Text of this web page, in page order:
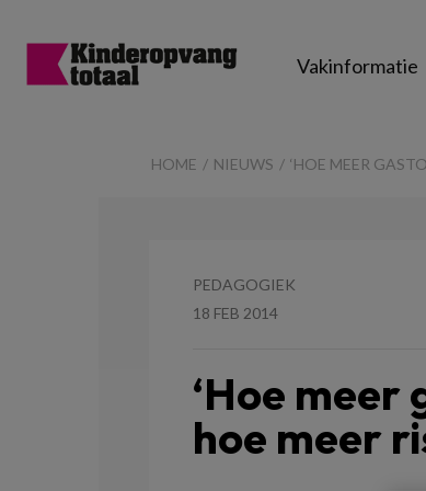
Vakinformatie
HOME NIEUWS ‘HOE MEER
PEDAGOGIEK
18 FEB 2014
‘Hoe
hoe meer